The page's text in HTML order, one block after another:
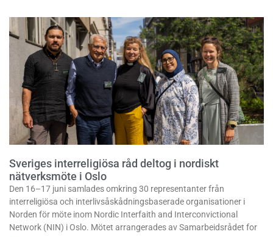
Sveriges interreligiösa råd deltog i nordiskt
nätverksmöte i Oslo
Den 16–17 juni samlades omkring 30 representanter från
interreligiösa och interlivsåskådningsbaserade organisationer i
Norden för möte inom Nordic Interfaith and Interconvictional
Network (NIN) i Oslo. Mötet arrangerades av Samarbeidsrådet for